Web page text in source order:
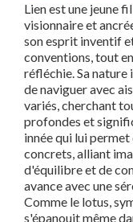
Lien est une jeune
visionnaire et
son esprit inventif
conventions, tout
réfléchie. Sa
de naviguer avec
variés, cherchant
profondes et
innée qui lui
concrets, alliant
d'équilibre et de
avance avec une
Comme le lotus,
s'épanouit même